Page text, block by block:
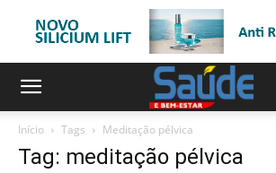
Início Tags Meditação pélvica
Tag: meditação pélvica